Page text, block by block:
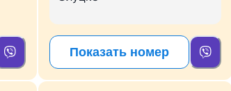
Показать номер